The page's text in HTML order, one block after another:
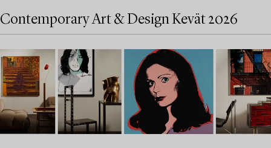
Contemporary Art & Design Kevät 2026